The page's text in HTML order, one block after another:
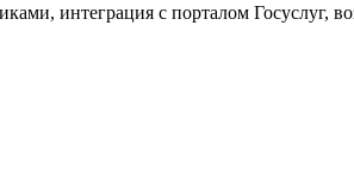
интеграция с порталом Госуслуг,